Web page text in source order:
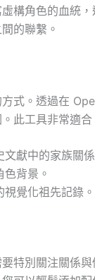
構角色的血統
的聯繫。
式。透過在
此工具非常適合
獻中的家族關係
背景。
覺化祖先記錄。
特別關注關係